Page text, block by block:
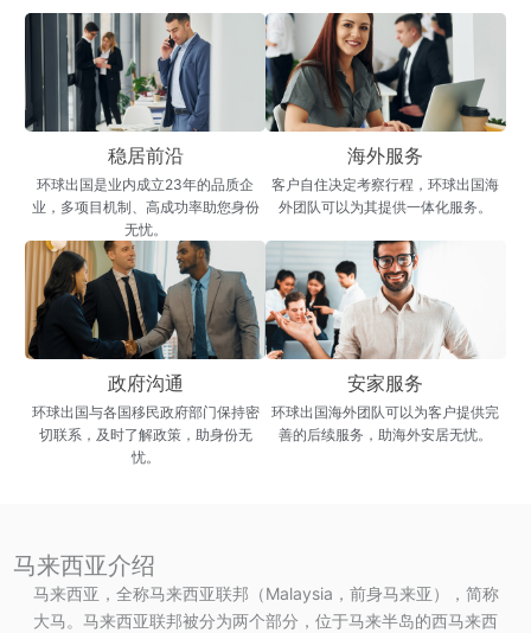
稳居前沿
环球出国是业内成立23年的品质企
业，多项目机制、高成功率助您身份
无忧。
海外服务
客户自住决定考察行程，环球出国海
外团队可以为其提供一体化服务。
政府沟通
环球出国与各国移民政府部门保持密
切联系，及时了解政策，助身份无
忧。
安家服务
环球出国海外团队可以为客户提供完
善的后续服务，助海外安居无忧。
马来西亚介绍
马来西亚，全称马来西亚联邦（Malaysia，前身马来亚），简称
大马。马来西亚联邦被分为两个部分，位于马来半岛的西马来西